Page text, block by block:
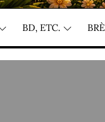
BD, ETC.